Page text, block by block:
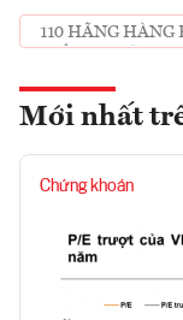
110 HÃNG
Mới nhất
Chứng khoán